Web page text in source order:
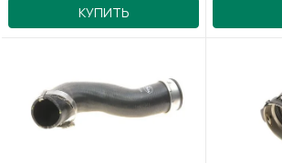
КУПИТЬ